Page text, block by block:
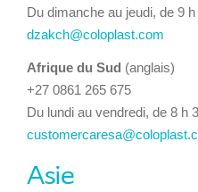
Du dimanche au jeudi, de 9
dzakch@coloplast.com
Afrique du Sud (anglais)
+27 0861 265 675
Du lundi au vendredi, de 8 h
Asie